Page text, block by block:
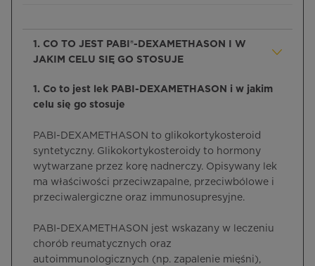
1. CO TO JEST PABI®-DEXAMETHASON I W
JAKIM CELU SIĘ GO STOSUJE
1. Co to jest lek PABI-DEXAMETHASON i w jakim
celu się go stosuje
PABI-DEXAMETHASON to glikokortykosteroid
syntetyczny. Glikokortykosteroidy to hormony
wytwarzane przez korę nadnerczy. Opisywany lek
ma właściwości przeciwzapalne, przeciwbólowe i
przeciwalergiczne oraz immunosupresyjne.
PABI-DEXAMETHASON jest wskazany w leczeniu
chorób reumatycznych oraz
autoimmunologicznych (np. zapalenie mięśni),